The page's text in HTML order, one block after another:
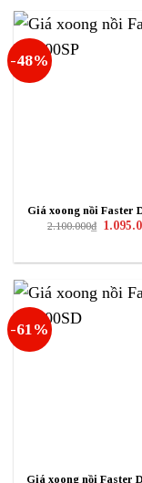
-48%
Giá xoong nồi Faster
2.100.000₫ Giá
-61%
Giá xoong nồi Faster